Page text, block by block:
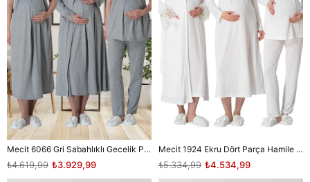
Mecit 6066 Gri Sabahlıklı Gecelik Pijama Lohusa Set
₺3.929,99
₺4.619,99
Mecit 1924 Ekru Dört Parça Hamile Lohusa Set
₺4.534,99
₺5.334,99